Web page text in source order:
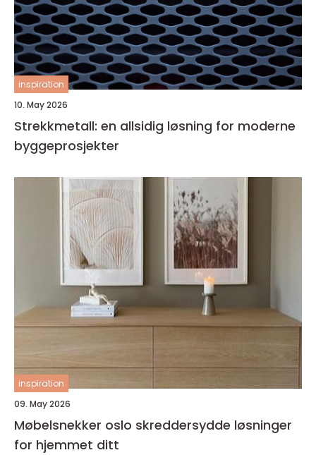
inspiration
10. May 2026
Strekkmetall: en allsidig løsning for moderne
byggeprosjekter
inspiration
09. May 2026
Møbelsnekker oslo skreddersydde løsninger
for hjemmet ditt